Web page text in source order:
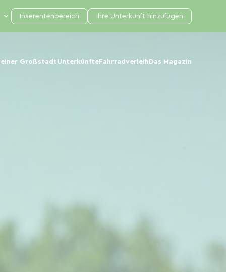
einer GroßstadtUnterkünfte Fahrradverleih Das Magazin
Inserentenbereich Ihre Unterkunft hinzufügen